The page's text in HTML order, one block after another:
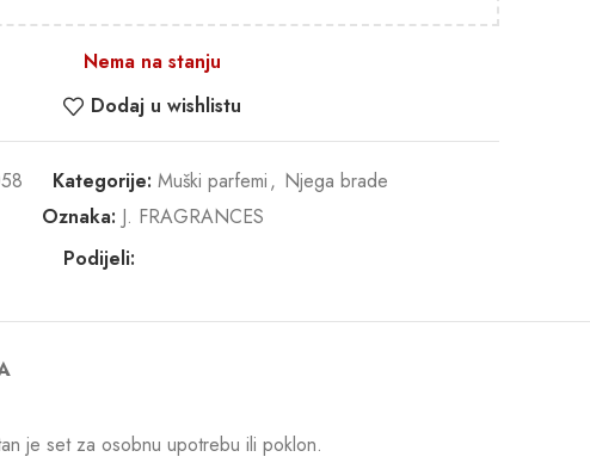
Nema na stanju
Dodaj u wishlistu
Kategorije: Muški parfemi, Njega brade
Oznaka: J. FRAGRANCES
Podijeli:
je set za osobnu upotrebu ili poklon.